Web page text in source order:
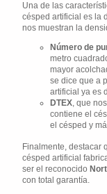
Una de las
césped artificial es la
nos muestran la
Número de
metro
mayor
se dice que a
artificial ya es
DTEX, que
contiene el
el césped y
Finalmente, destacar
césped artificial
ser el reconocido
con total garantía.